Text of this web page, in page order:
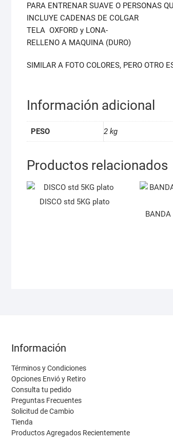
PARA ENTRENAR SUAVE O PERSONAS
INCLUYE CADENAS DE COLGAR
TELA OXFORD y LONA-
RELLENO A MAQUINA (DURO)
SIMILAR A FOTO COLORES, PERO OTRO
Información adicional
PESO 2 kg
Productos relacionados
DISCO std 5KG plato
BANDA
Información
Términos y Condiciones
Opciones Envió y Retiro
Consulta tu pedido
Preguntas Frecuentes
Solicitud de Cambio
Tienda
Productos Agregados Recientemente